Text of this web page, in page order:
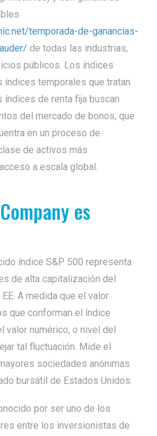
temporada-de-ganancias-
de todas las industrias,
públicos. Los índices
índices temporales que tratan
de renta fija buscan
del mercado de bonos, que
en un proceso de
de activos más
a escala global.
es
índice S&P 500 representa
de alta capitalización del
A medida que el valor
que conforman el índice
valor numérico, o nivel del
tal fluctuación. Mide el
sociedades anónimas
bursátil de Estados Unidos.
por ser uno de los
entre los inversionistas de